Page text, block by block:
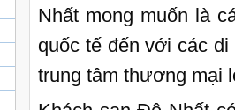
Nhất mong muốn là
quốc tế đến với các
trung tâm thương mại